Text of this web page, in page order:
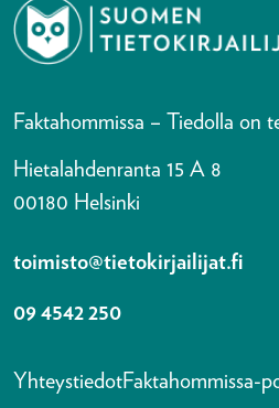
Faktahommissa – Tiedolla on
Hietalahdenranta 15 A 8
00180 Helsinki
toimisto@tietokirjailijat.fi
09 4542 250
YhteystiedotFaktahommissa-